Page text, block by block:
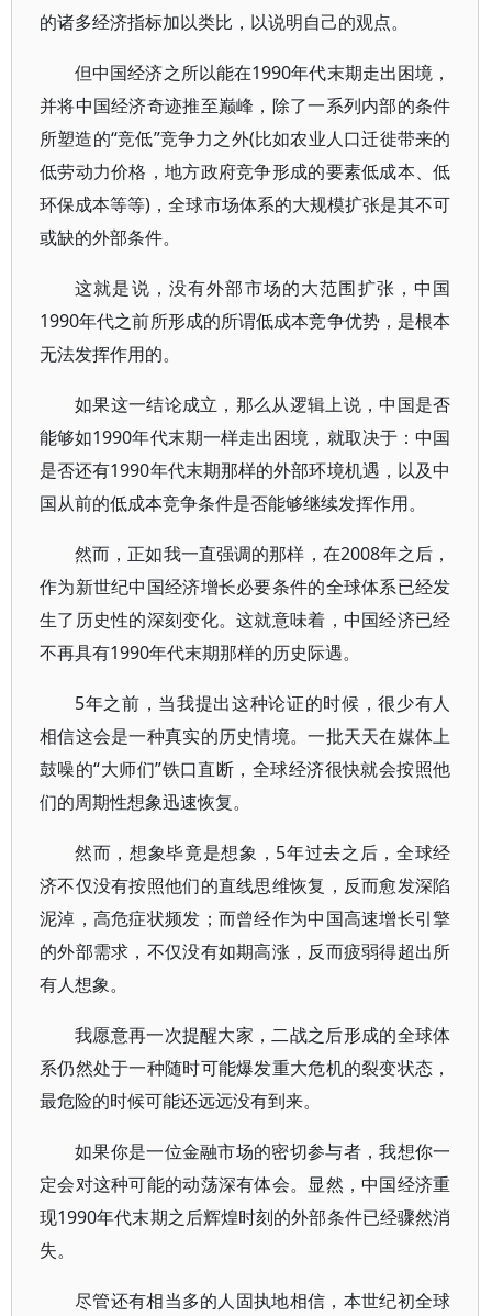
的诸多经济指标加以类比，以说明自己的观点。
但中国经济之所以能在1990年代末期走出困境，
并将中国经济奇迹推至巅峰，除了一系列内部的条件
所塑造的“竞低”竞争力之外(比如农业人口迁徙带来的
低劳动力价格，地方政府竞争形成的要素低成本、低
环保成本等等)，全球市场体系的大规模扩张是其不可
或缺的外部条件。
这就是说，没有外部市场的大范围扩张，中国
1990年代之前所形成的所谓低成本竞争优势，是根本
无法发挥作用的。
如果这一结论成立，那么从逻辑上说，中国是否
能够如1990年代末期一样走出困境，就取决于：中国
是否还有1990年代末期那样的外部环境机遇，以及中
国从前的低成本竞争条件是否能够继续发挥作用。
然而，正如我一直强调的那样，在2008年之后，
作为新世纪中国经济增长必要条件的全球体系已经发
生了历史性的深刻变化。这就意味着，中国经济已经
不再具有1990年代末期那样的历史际遇。
5年之前，当我提出这种论证的时候，很少有人
相信这会是一种真实的历史情境。一批天天在媒体上
鼓噪的“大师们”铁口直断，全球经济很快就会按照他
们的周期性想象迅速恢复。
然而，想象毕竟是想象，5年过去之后，全球经
济不仅没有按照他们的直线思维恢复，反而愈发深陷
泥淖，高危症状频发；而曾经作为中国高速增长引擎
的外部需求，不仅没有如期高涨，反而疲弱得超出所
有人想象。
我愿意再一次提醒大家，二战之后形成的全球体
系仍然处于一种随时可能爆发重大危机的裂变状态，
最危险的时候可能还远远没有到来。
如果你是一位金融市场的密切参与者，我想你一
定会对这种可能的动荡深有体会。显然，中国经济重
现1990年代末期之后辉煌时刻的外部条件已经骤然消
失。
尽管还有相当多的人固执地相信，本世纪初全球